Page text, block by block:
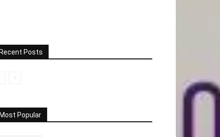
Posts
Popular